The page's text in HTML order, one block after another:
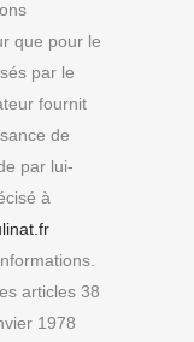
que pour le
par le
fournit
de
par lui-
à
articles 38
1978